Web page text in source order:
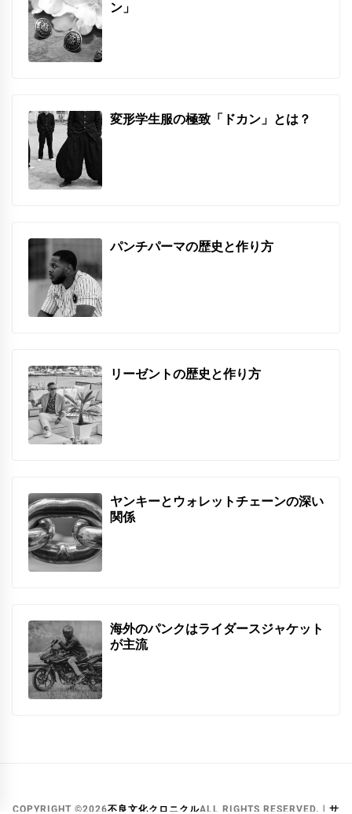
ン」
変形学生服の極致「ドカン」とは？
パンチパーマの歴史と作り方
リーゼントの歴史と作り方
ヤンキーとウォレットチェーンの深い
関係
海外のパンクはライダースジャケット
が主流
COPYRIGHT ©2026不良文化クロニクルALL RIGHTS RESERVED.｜ サ